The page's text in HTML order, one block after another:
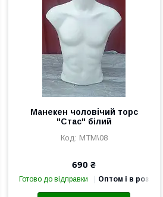
Манекен чоловічий торс
"Стас" білий
MTM\08
690 ₴
Готово до відправки Оптом і в роздріб